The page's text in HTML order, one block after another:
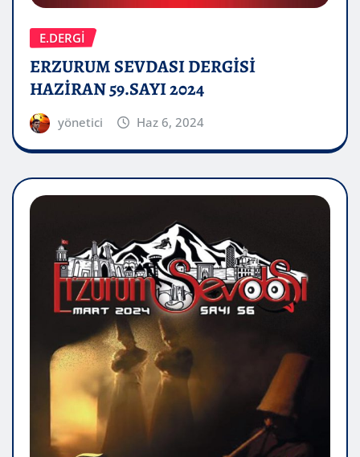
E.DERGİ
ERZURUM SEVDASI DERGİSİ
HAZİRAN 59.SAYI 2024
yönetici Haz 6, 2024